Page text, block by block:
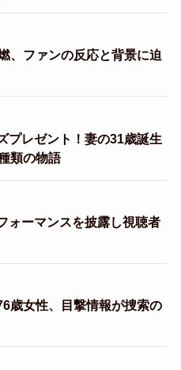
、ファンの反応と背景に迫
プレゼント！妻の31歳誕生
類の物語
ォーマンスを披露し視聴者
歳女性、目撃情報が捜索の